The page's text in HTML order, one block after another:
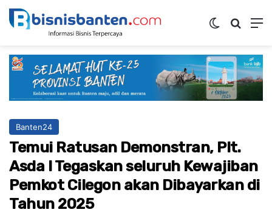
Switch skin
Banten24
Temui Ratusan Demonstran, Plt.
Asda I Tegaskan seluruh Kewajiban
Pemkot Cilegon akan Dibayarkan di
Tahun 2025